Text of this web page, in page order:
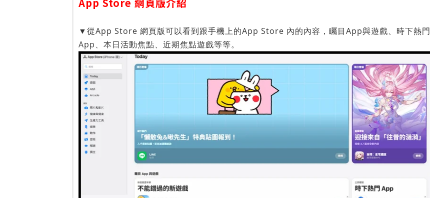
▼從App Store 網頁版可以看到跟手機上的App Store 內的內容，矚目App與遊戲、時下熱門
App、本日活動焦點、近期焦點遊戲等等。